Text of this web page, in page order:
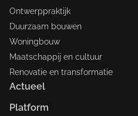
Ontwerppraktijk
Duurzaam bouwen
Woningbouw
Maatschappij en cultuur
Renovatie en transformatie
Actueel
Platform